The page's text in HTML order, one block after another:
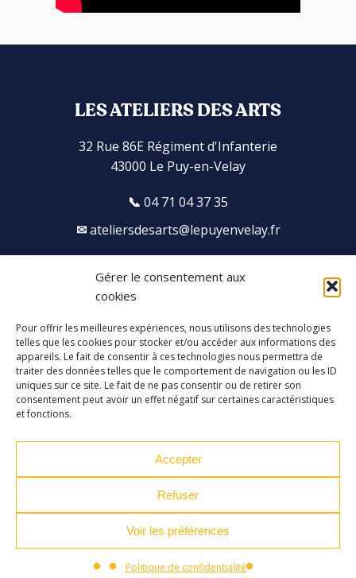
Gérer le consentement aux
cookies
Pour offrir les meilleures expériences, nous utilisons des technologies
telles que les cookies pour stocker et/ou accéder aux informations des
appareils. Le fait de consentir à ces technologies nous permettra de
traiter des données telles que le comportement de navigation ou les ID
uniques sur ce site. Le fait de ne pas consentir ou de retirer son
consentement peut avoir un effet négatif sur certaines caractéristiques
et fonctions.
Accepter
Refuser
Voir les préférences
Politique de confidentialité
LES ATELIERS DES ARTS
32 Rue 86E Régiment d'Infanterie
43000 Le Puy-en-Velay
04 71 04 37 35
ateliersdesarts@lepuyenvelay.fr
S'inscrire à la newsletter
Politique de confidentialité